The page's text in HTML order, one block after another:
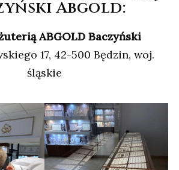
Abgold:
ABGOLD Baczyński
17, 42-500 Będzin, woj.
śląskie